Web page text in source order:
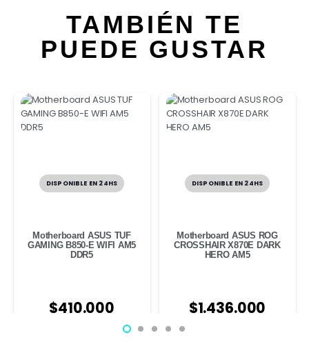
TAMBIÉN TE
PUEDE GUSTAR
DISPONIBLE EN 24HS
Motherboard ASUS TUF
GAMING B850-E WIFI AM5
DDR5
$410.000
DISPONIBLE EN 24HS
Motherboard ASUS ROG
CROSSHAIR X870E DARK
HERO AM5
$1.436.000